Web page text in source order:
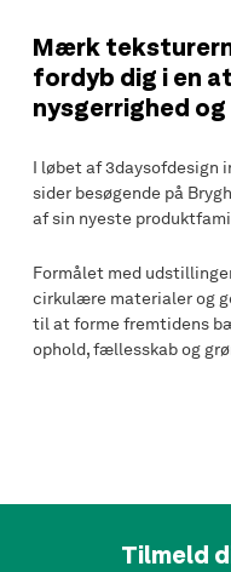
Mærk
fordyb dig i en
nysgerrighed
I løbet af 3daysofdesign
sider besøgende på
af ​​sin nyeste
Formålet med
cirkulære materialer og
til at forme fremtidens
ophold, fællesskab og
Tilmeld